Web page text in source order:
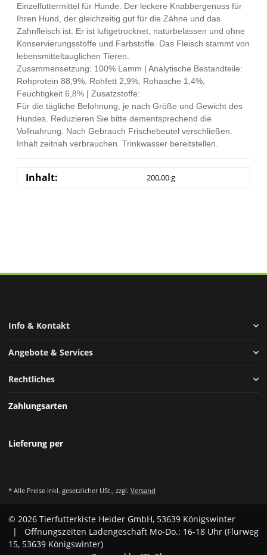
Einzelfuttermittel für Hunde. Der leckere Knabbergenuss für
Ihren Hund, der gleichzeitig gut für die Zähne und das
Zahnfleisch ist. Er ist luftgetrocknet, naturbelassen und ohne
Konservierungsstoffe und Farbstoffe. Das Fleisch stammt von
lebensmitteltauglichen Tieren.
Zusammensetzung: 100% Lamm | Analytische Bestandteile:
Rohprotein 88,9%, Rohfett 2,9%, Rohasche 1,4%,
Feuchtigkeit 6,8% | Zusatzstoffe:
Für die tägliche Belohnung, je nach Größe und Gewicht des
Hundes. Reduzieren Sie bitte dementsprechend die
Vollnahrung. Nach Gebrauch Frischebeutel verschließen.
Inhalt zeitnah verbrauchen. Trinkwasser bereitstellen.
Inhalt: 200,00 g
Info & Kontakt
Angebote & Services
Rechtliches
Zahlungsarten
Lieferung per
* Alle Preise inkl. gesetzlicher USt., zzgl. Versand
© 2026 Tierfutterkiste Heider GmbH, 53639 Königswinter
| Öffnungszeiten Ladengeschäft Mo-Do.: 16-18 Uhr (Flurweg
15, 53639 Königswinter)